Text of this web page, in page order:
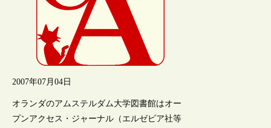
2007年07月04日
オランダのアムステルダム大学図書館はオー
プンアクセス・ジャーナル（エルゼビア社等